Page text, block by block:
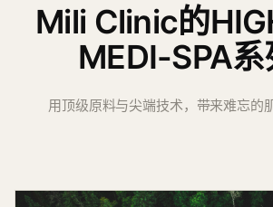
Mili Clinic的
MEDI-SPA系
用顶级原料与尖端技术，带来难忘的